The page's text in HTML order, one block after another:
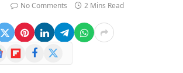
No Comments 2 Mins Read
FlipboardFacebook